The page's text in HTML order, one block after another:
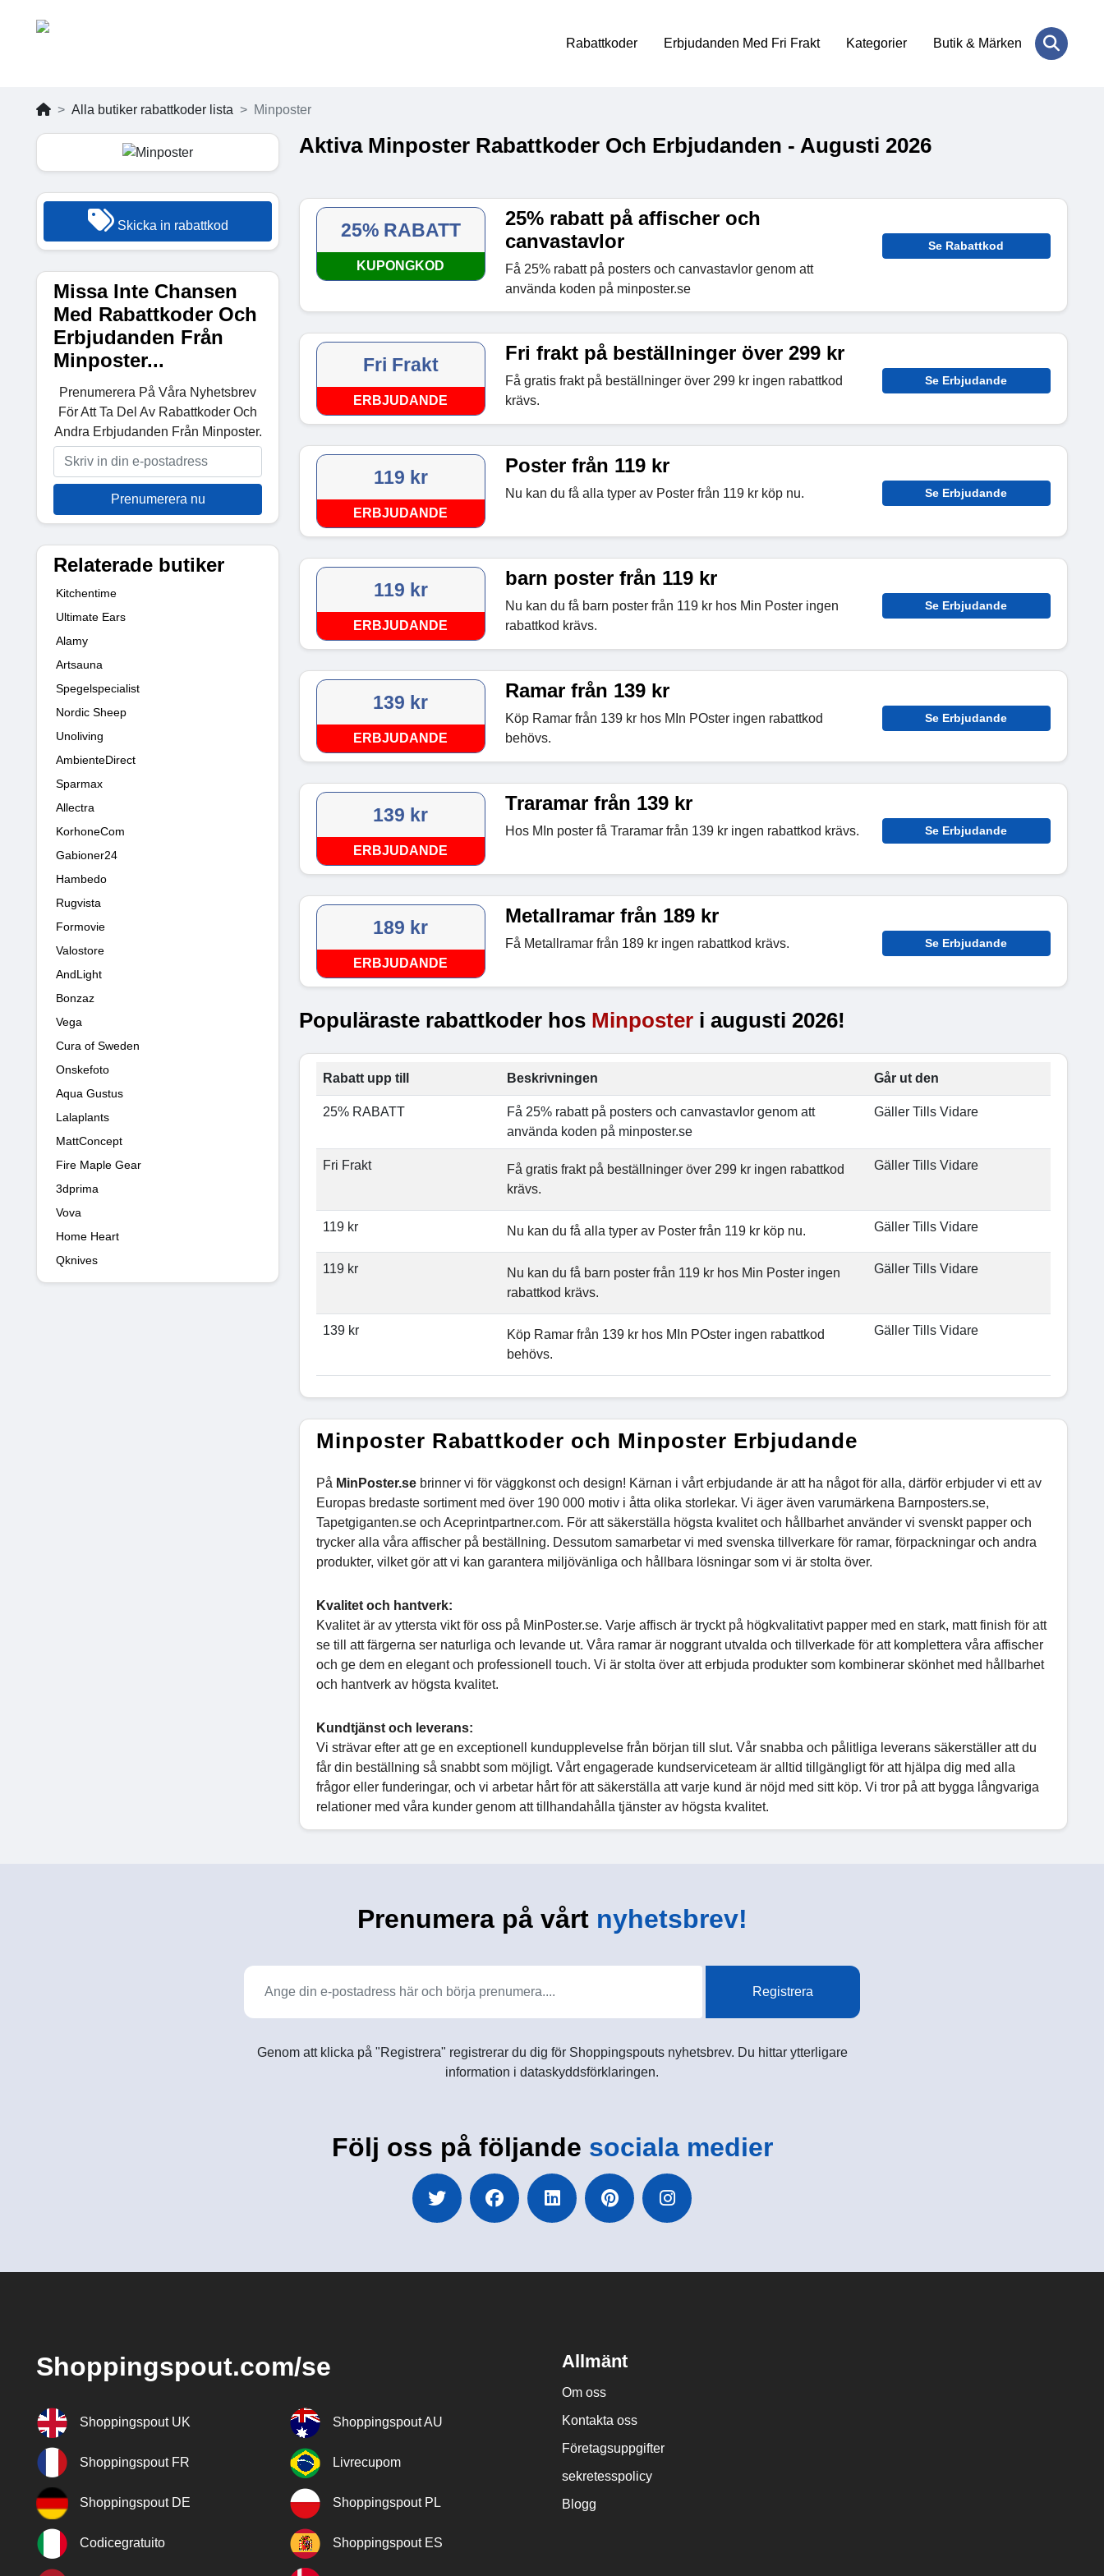
Rabattkoder Erbjudanden Med Fri Frakt Kategorier Butik & Märken
Alla butiker rabattkoder lista Minposter
Skicka in rabattkod
Missa Inte Chansen
Med Rabattkoder Och
Erbjudanden Från
Minposter...
Prenumerera På Våra Nyhetsbrev
För Att Ta Del Av Rabattkoder Och
Andra Erbjudanden Från Minposter.
Prenumerera nu
Relaterade butiker
Kitchentime
Ultimate Ears
Alamy
Artsauna
Spegelspecialist
Nordic Sheep
Unoliving
AmbienteDirect
Sparmax
Allectra
KorhoneCom
Gabioner24
Hambedo
Rugvista
Formovie
Valostore
AndLight
Bonzaz
Vega
Cura of Sweden
Onskefoto
Aqua Gustus
Lalaplants
MattConcept
Fire Maple Gear
3dprima
Vova
Home Heart
Qknives
Aktiva Minposter Rabattkoder Och Erbjudanden - Augusti 2026
25% RABATT
KUPONGKOD
25% rabatt på affischer och
canvastavlor
Få 25% rabatt på posters och canvastavlor genom att
använda koden på minposter.se
Se Rabattkod
Fri Frakt
ERBJUDANDE
Fri frakt på beställninger över 299 kr
Få gratis frakt på beställninger över 299 kr ingen rabattkod
krävs.
Se Erbjudande
119 kr
ERBJUDANDE
Poster från 119 kr
Nu kan du få alla typer av Poster från 119 kr köp nu. Se Erbjudande
119 kr
ERBJUDANDE
barn poster från 119 kr
Nu kan du få barn poster från 119 kr hos Min Poster ingen
rabattkod krävs.
Se Erbjudande
139 kr
ERBJUDANDE
Ramar från 139 kr
Köp Ramar från 139 kr hos MIn POster ingen rabattkod
behövs.
Se Erbjudande
139 kr
ERBJUDANDE
Traramar från 139 kr
Hos MIn poster få Traramar från 139 kr ingen rabattkod krävs. Se Erbjudande
189 kr
ERBJUDANDE
Metallramar från 189 kr
Få Metallramar från 189 kr ingen rabattkod krävs. Se Erbjudande
Populäraste rabattkoder hos Minposter i augusti 2026!
Rabatt upp till Beskrivningen Går ut den
25% RABATT
Få 25% rabatt på posters och canvastavlor genom att
använda koden på minposter.se
Gäller Tills Vidare
Fri Frakt
Få gratis frakt på beställninger över 299 kr ingen rabattkod
krävs.
Gäller Tills Vidare
119 kr Nu kan du få alla typer av Poster från 119 kr köp nu. Gäller Tills Vidare
119 kr
Nu kan du få barn poster från 119 kr hos Min Poster ingen
rabattkod krävs.
Gäller Tills Vidare
139 kr
Köp Ramar från 139 kr hos MIn POster ingen rabattkod
behövs.
Gäller Tills Vidare
Minposter Rabattkoder och Minposter Erbjudande
På MinPoster.se brinner vi för väggkonst och design! Kärnan i vårt erbjudande är att ha något för alla, därför erbjuder vi ett av
Europas bredaste sortiment med över 190 000 motiv i åtta olika storlekar. Vi äger även varumärkena Barnposters.se,
Tapetgiganten.se och Aceprintpartner.com. För att säkerställa högsta kvalitet och hållbarhet använder vi svenskt papper och
trycker alla våra affischer på beställning. Dessutom samarbetar vi med svenska tillverkare för ramar, förpackningar och andra
produkter, vilket gör att vi kan garantera miljövänliga och hållbara lösningar som vi är stolta över.
Kvalitet och hantverk:
Kvalitet är av yttersta vikt för oss på MinPoster.se. Varje affisch är tryckt på högkvalitativt papper med en stark, matt finish för att
se till att färgerna ser naturliga och levande ut. Våra ramar är noggrant utvalda och tillverkade för att komplettera våra affischer
och ge dem en elegant och professionell touch. Vi är stolta över att erbjuda produkter som kombinerar skönhet med hållbarhet
och hantverk av högsta kvalitet.
Kundtjänst och leverans:
Vi strävar efter att ge en exceptionell kundupplevelse från början till slut. Vår snabba och pålitliga leverans säkerställer att du
får din beställning så snabbt som möjligt. Vårt engagerade kundserviceteam är alltid tillgängligt för att hjälpa dig med alla
frågor eller funderingar, och vi arbetar hårt för att säkerställa att varje kund är nöjd med sitt köp. Vi tror på att bygga långvariga
relationer med våra kunder genom att tillhandahålla tjänster av högsta kvalitet.
Prenumera på vårtnyhetsbrev!
Registrera
Genom att klicka på "Registrera" registrerar du dig för Shoppingspouts nyhetsbrev. Du hittar ytterligare
information i dataskyddsförklaringen.
Följ oss på följande sociala medier
Shoppingspout.com/se
Shoppingspout UK Shoppingspout AU
Shoppingspout FR Livrecupom
Shoppingspout DE Shoppingspout PL
Codicegratuito Shoppingspout ES
Allmänt
Om oss
Kontakta oss
Företagsuppgifter
sekretesspolicy
Blogg